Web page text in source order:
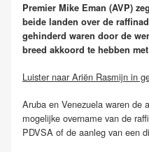
Premier Mike Eman (AVP)
beide landen over de
gehinderd waren door de
breed akkoord te hebben
Luister naar Ariën Rasmijn in
Aruba en Venezuela waren de
mogelijke overname van de
PDVSA of de aanleg van een